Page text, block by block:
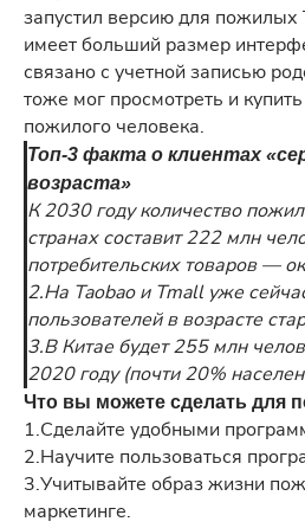
запустил версию для пожилых
имеет больший размер
связано с учетной записью
тоже мог просмотреть и
пожилого человека.
Топ-3 факта о клиентах
возраста»
К 2030 году количество
странах составит 222 млн
потребительских товаров —
2.На Taobao и Tmall уже
пользователей в возрасте
3.В Китае будет 255 млн
2020 году (почти 20%
Что вы можете сделать для
1.Сделайте удобными
2.Научите пользоваться
3.Учитывайте образ жизни
маркетинге.